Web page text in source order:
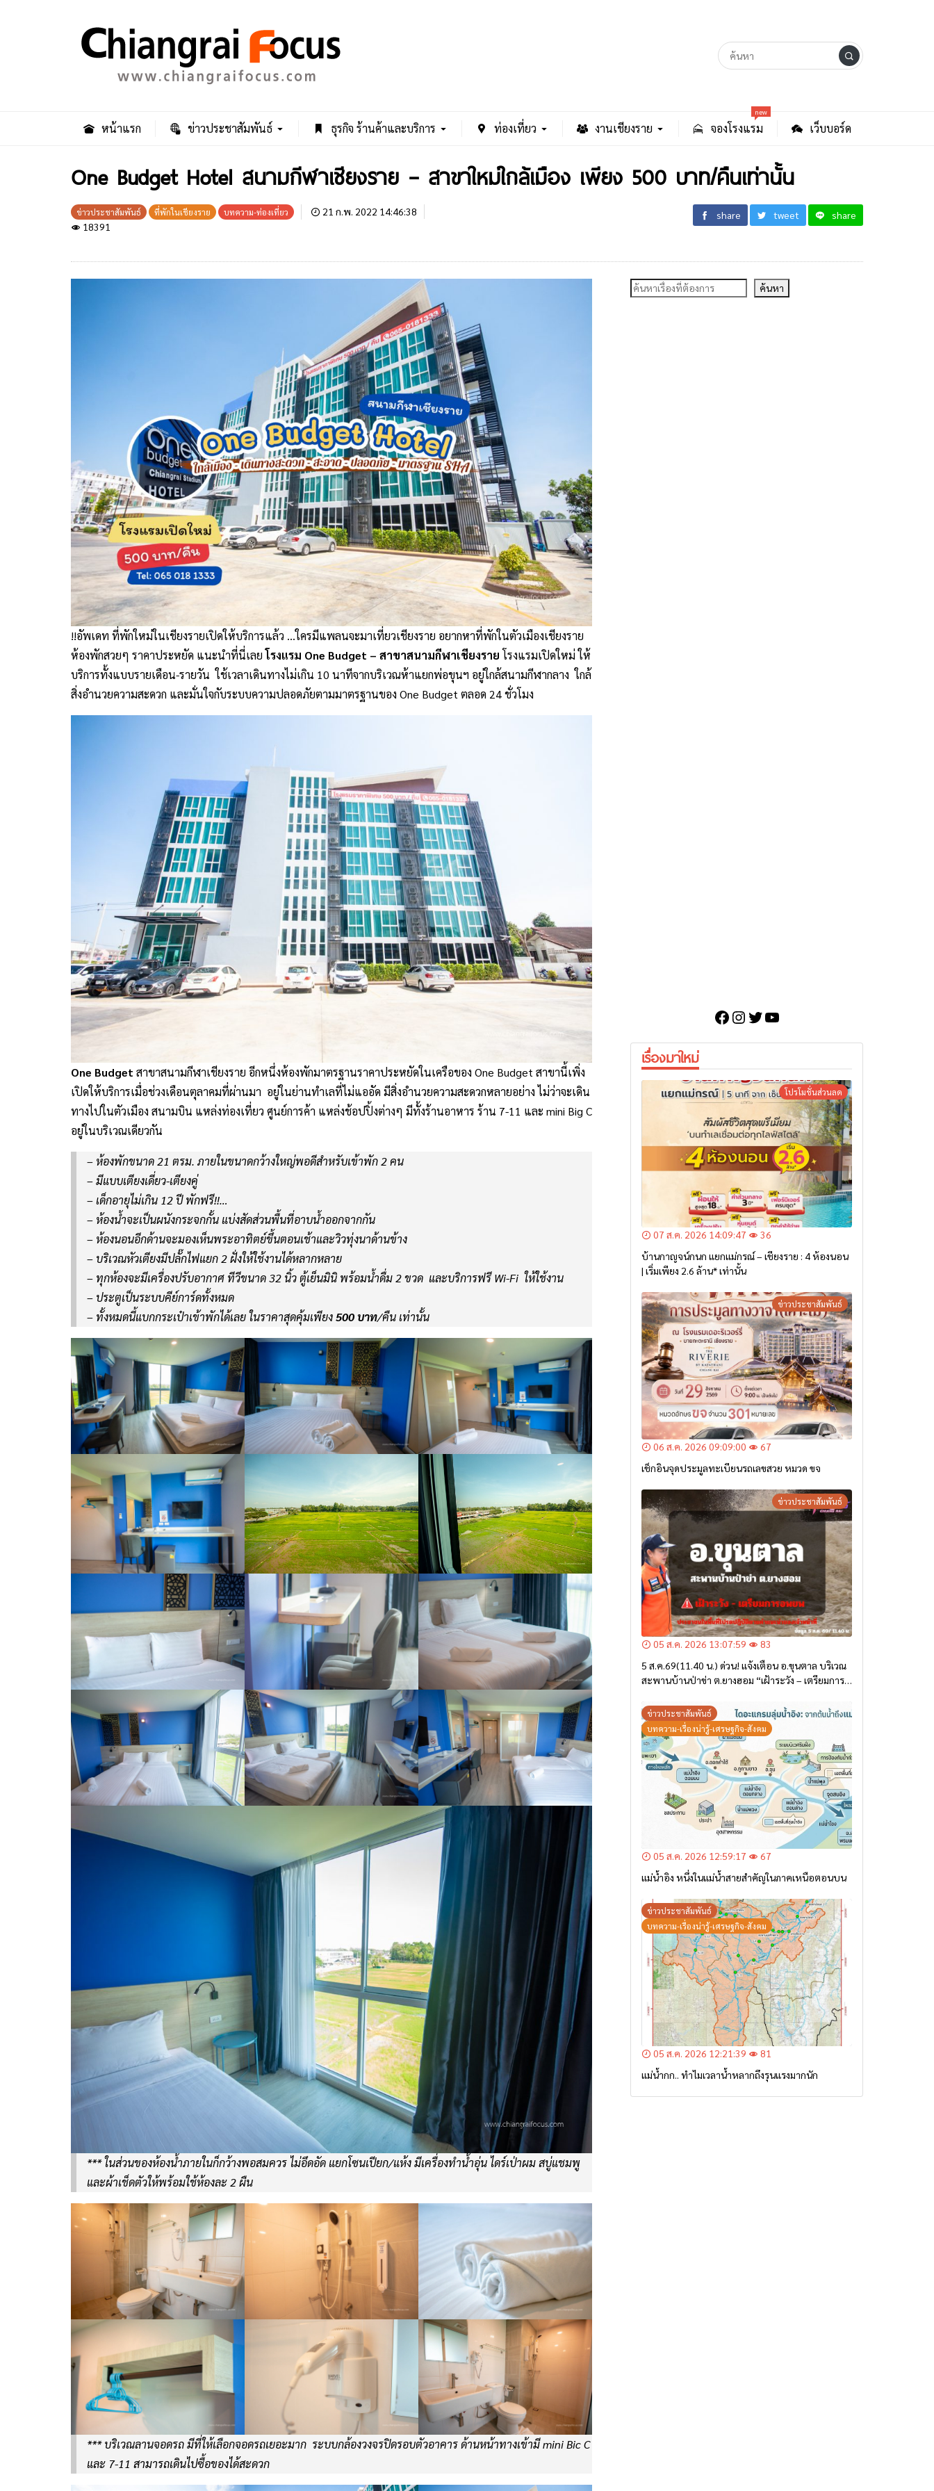
หน้าแรก ข่าวประชาสัมพันธ์ ธุรกิจ ร้านค้าและบริการ ท่องเที่ยว งานเชียงราย จองโรงแรม
new
เว็บบอร์ด
One Budget Hotel สนามกีฬาเชียงราย – สาขาใหม่ใกล้เมือง เพียง 500 บาท/คืนเท่านั้น
ข่าวประชาสัมพันธ์ ที่พักในเชียงราย บทความ-ท่องเที่ยว
21 ก.พ. 2022 14:46:38
18391
share tweet share
!!อัพเดท ที่พักใหม่ในเชียงรายเปิดให้บริการแล้ว …ใครมีแพลนจะมาเที่ยวเชียงราย อยากหาที่พักในตัวเมืองเชียงราย
ห้องพักสวยๆ ราคาประหยัด แนะนำที่นี่เลยโรงแรม One Budget – สาขาสนามกีฬาเชียงราย โรงแรมเปิดใหม่ ให้
บริการทั้งแบบรายเดือน-รายวัน ใช้เวลาเดินทางไม่เกิน 10 นาทีจากบริเวณห้าแยกพ่อขุนฯ อยู่ใกล้สนามกีฬากลาง ใกล้
สิ่งอำนวยความสะดวก และมั่นใจกับระบบความปลอดภัยตามมาตรฐานของ One Budget ตลอด 24 ชั่วโมง
One Budget สาขาสนามกีฬาเชียงราย อีกหนึ่งห้องพักมาตรฐานราคาประหยัดในเครือของ One Budget สาขานี้เพิ่ง
เปิดให้บริการเมื่อช่วงเดือนตุลาคมที่ผ่านมา อยู่ในย่านทำเลที่ไม่แออัด มีสิ่งอำนวยความสะดวกหลายอย่าง ไม่ว่าจะเดิน
ทางไปในตัวเมือง สนามบิน แหล่งท่องเที่ยว ศูนย์การค้า แหล่งช้อปปิ้งต่างๆ มีทั้งร้านอาหาร ร้าน 7-11 และ mini Big C
อยู่ในบริเวณเดียวกัน
– ห้องพักขนาด 21 ตรม. ภายในขนาดกว้างใหญ่พอดีสำหรับเข้าพัก 2 คน
– มีแบบเตียงเดี่ยว-เตียงคู่
– เด็กอายุไม่เกิน 12 ปี พักฟรี!!…
– ห้องน้ำจะเป็นผนังกระจกกั้น แบ่งสัดส่วนพื้นที่อาบน้ำออกจากกัน
– ห้องนอนอีกด้านจะมองเห็นพระอาทิตย์ขึ้นตอนเช้าและวิวทุ่งนาด้านข้าง
– บริเวณหัวเตียงมีปลั๊กไฟแยก 2 ฝั่งให้ใช้งานได้หลากหลาย
– ทุกห้องจะมีเครื่องปรับอากาศ ทีวีขนาด 32 นิ้ว ตู้เย็นมินิ พร้อมน้ำดื่ม 2 ขวด และบริการฟรี Wi-Fi ให้ใช้งาน
– ประตูเป็นระบบคีย์การ์ดทั้งหมด
– ทั้งหมดนี้แบกกระเป๋าเข้าพักได้เลย ในราคาสุดคุ้มเพียง500 บาท/คืน เท่านั้น
*** ในส่วนของห้องน้ำภายในก็กว้างพอสมควร ไม่อึดอัด แยกโซนเปียก/แห้ง มีเครื่องทำน้ำอุ่น ไดร์เป่าผม สบู่แชมพู
และผ้าเช็ดตัวให้พร้อมใช้ห้องละ 2 ผืน
*** บริเวณลานจอดรถ มีที่ให้เลือกจอดรถเยอะมาก ระบบกล้องวงจรปิดรอบตัวอาคาร ด้านหน้าทางเข้ามี mini Bic C
และ 7-11 สามารถเดินไปซื้อของได้สะดวก
ค้นหา ค้นหา
Facebook
Instagram
Twitter
YouTube
เรื่องมาใหม่
โปรโมชั่นส่วนลด
07 ส.ค. 2026 14:09:47
36
บ้านกาญจน์กนก แยกแม่กรณ์ – เชียงราย : 4 ห้องนอน
| เริ่มเพียง 2.6 ล้าน* เท่านั้น
ข่าวประชาสัมพันธ์
06 ส.ค. 2026 09:09:00
67
เช็กอินจุดประมูลทะเบียนรถเลขสวย หมวด ขจ
ข่าวประชาสัมพันธ์
05 ส.ค. 2026 13:07:59
83
5 ส.ค.69(11.40 น.) ด่วน! แจ้งเตือน อ.ขุนตาล บริเวณ
สะพานบ้านป่าข่า ต.ยางฮอม “เฝ้าระวัง – เตรียมการ
ข่าวประชาสัมพันธ์
บทความ-เรื่องน่ารู้-เศรษฐกิจ-สังคม
05 ส.ค. 2026 12:59:17
67
แม่น้ำอิง หนึ่งในแม่น้ำสายสำคัญในภาคเหนือตอนบน
ข่าวประชาสัมพันธ์
บทความ-เรื่องน่ารู้-เศรษฐกิจ-สังคม
05 ส.ค. 2026 12:21:39
81
แม่น้ำกก.. ทำไมเวลาน้ำหลากถึงรุนแรงมากนัก